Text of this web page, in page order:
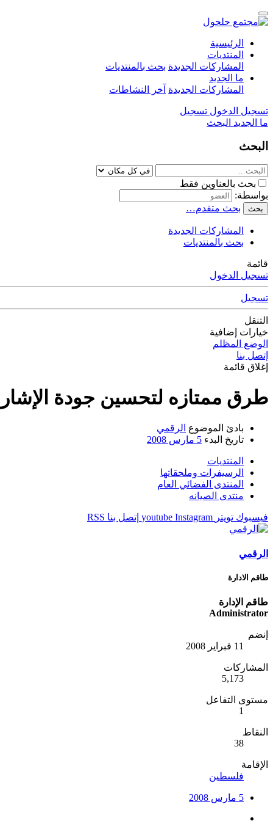
الرئيسية
المنتديات
المشاركات الجديدة بحث بالمنتديات
ما الجديد
المشاركات الجديدة آخر النشاطات
تسجيل الدخول تسجيل
ما الجديد البحث
البحث
بحث بالعناوين فقط
بواسطة:
بحث بحث متقدم…
المشاركات الجديدة
بحث بالمنتديات
قائمة
تسجيل الدخول
تسجيل
التنقل
خيارات إضافية
الوضع المظلم
إتصل بنا
إغلاق قائمة
طرق ممتازه لتحسين جودة
بادئ الموضوع الرقمي
تاريخ البدء 5 مارس 2008
المنتديات
الرسيفرات وملحقاتها
المنتدى الفضائي العام
منتدى الصيانه
فيسبوك تويتر youtube Instagram إتصل بنا RSS
الرقمي
طاقم الادارة
طاقم الإدارة
Administrator
إنضم
11 فبراير 2008
المشاركات
5,173
مستوى التفاعل
1
النقاط
38
الإقامة
فلسطين
5 مارس 2008